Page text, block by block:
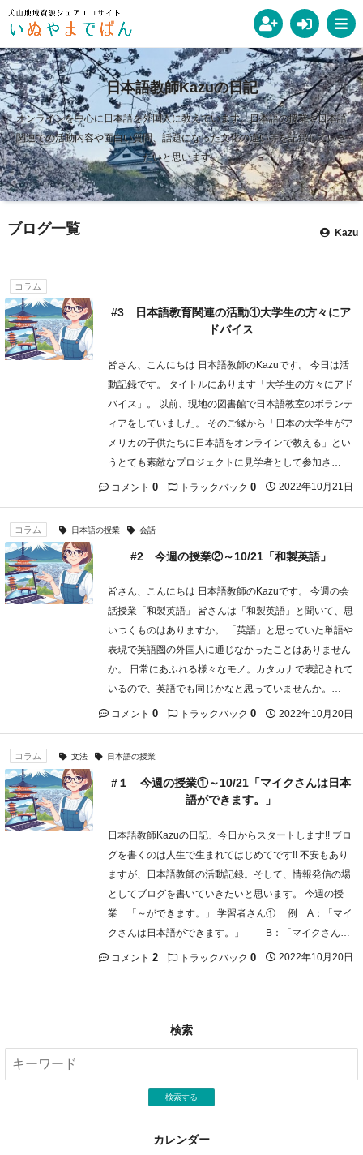
日本語教師Kazuの日記
オンラインを中心に日本語を外国人に教えています。日本語の授業や日本語
関連での活動内容や面白い質問、話題になった文化の違い等を記録していき
たいと思います。
ブログ一覧 Kazu
コラム
#3 日本語教育関連の活動①大学生の方々にア
ドバイス
皆さん、こんにちは 日本語教師のKazuです。 今日は活
動記録です。 タイトルにあります「大学生の方々にアド
バイス」。 以前、現地の図書館で日本語教室のボランテ
ィアをしていました。 そのご縁から「日本の大学生がア
メリカの子供たちに日本語をオンラインで教える」とい
うとても素敵なプロジェクトに見学者として参加さ…
コメント 0 トラックバック 0 2022年10月21日
コラム 日本語の授業 会話
#2 今週の授業②～10/21「和製英語」
皆さん、こんにちは 日本語教師のKazuです。 今週の会
話授業「和製英語」 皆さんは「和製英語」と聞いて、思
いつくものはありますか。 「英語」と思っていた単語や
表現で英語圏の外国人に通じなかったことはありません
か。 日常にあふれる様々なモノ。カタカナで表記されて
いるので、英語でも同じかなと思っていませんか。…
コメント 0 トラックバック 0 2022年10月20日
コラム 文法 日本語の授業
#１ 今週の授業①～10/21「マイクさんは日本
語ができます。」
日本語教師Kazuの日記、今日からスタートします!! ブロ
グを書くのは人生で生まれてはじめてです!! 不安もあり
ますが、日本語教師の活動記録。そして、情報発信の場
としてブログを書いていきたいと思います。 今週の授
業 「～ができます。」 学習者さん① 例 A：「マイ
クさんは日本語ができます。」 B：「マイクさん…
コメント 2 トラックバック 0 2022年10月20日
検索
検索する
カレンダー